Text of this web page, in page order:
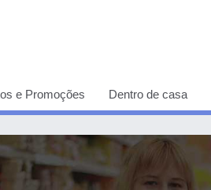
e Promoções Dentro de casa